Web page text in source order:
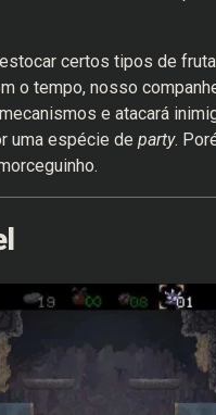
certos tipos de
o tempo, nosso
e atacará
uma espécie de party.